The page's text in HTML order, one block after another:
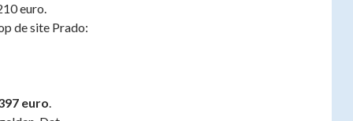
euro.
de site Prado:
euro.